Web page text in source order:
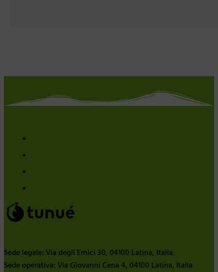
Sede legale: Via degli Ernici 30, 04100 Latina, Italia
Sede operativa: Via Giovanni Cena 4, 04100 Latina, Italia